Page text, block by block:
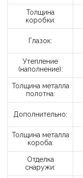
Толщина
коробки:
Глазок:
Утепление
(наполнение):
Толщина металла
полотна:
Дополнительно:
Толщина металла
короба:
Отделка
снаружи:
Время
звонка:
соглашения.